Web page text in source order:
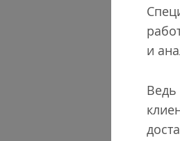
и
Ведь